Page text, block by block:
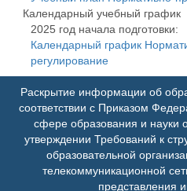
Календарный учебный график
2025 год начала подготовки:
Календарный график
регулирование
Раскрытие информации об
соответствии с Приказом
сфере образования и
утверждении Требований к
образовательной
телекоммуникационной
представления